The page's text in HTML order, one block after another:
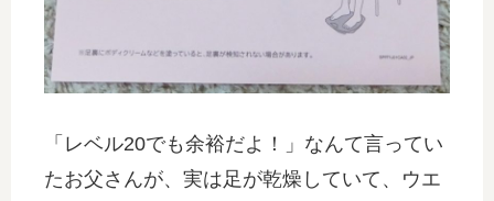
「レベル20でも余裕だよ！」なんて言ってい
たお父さんが、実は足が乾燥していて、ウエ